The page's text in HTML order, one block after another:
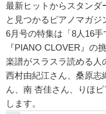
最新ヒットからスタンダ
と見つかるピアノマガジ
6月号の特集は「8人16
『PIANO CLOVER』の
楽譜がスラスラ読める人
西村由紀江さん、桑原志
ん、南 杏佳さん、りほ
します。